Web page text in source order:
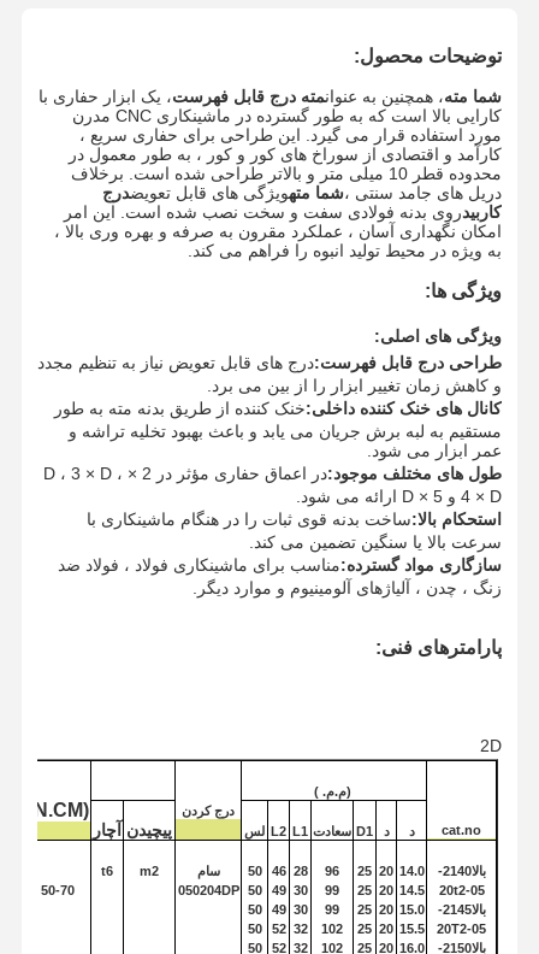
خانه محصولات درباره ما
بازدید از
توضیحات محصول:
شما مته، همچنین به عنوانمته درج قابل فهرست، یک ابزار حفاری با
کارایی بالا است که به طور گسترده در ماشینکاری CNC مدرن
مورد استفاده قرار می گیرد. این طراحی برای حفاری سریع ،
کارآمد و اقتصادی از سوراخ های کور و کور ، به طور معمول در
محدوده قطر 10 میلی متر و بالاتر طراحی شده است. برخلاف
دریل های جامد سنتی ،شما متهویژگی های قابل تعویضدرج
کاربیدروی بدنه فولادی سفت و سخت نصب شده است. این امر
امکان نگهداری آسان ، عملکرد مقرون به صرفه و بهره وری بالا ،
به ویژه در محیط تولید انبوه را فراهم می کند.
ویژگی ها:
ویژگی های اصلی:
طراحی درج قابل فهرست:درج های قابل تعویض نیاز به تنظیم مجدد
و کاهش زمان تغییر ابزار را از بین می برد.
کانال های خنک کننده داخلی:خنک کننده از طریق بدنه مته به طور
مستقیم به لبه برش جریان می یابد و باعث بهبود تخلیه تراشه و
عمر ابزار می شود.
طول های مختلف موجود:
در اعماق حفاری مؤثر در 2 × D ، 3 × D ،
4 × D و 5 × D ارائه می شود.
استحکام بالا:ساخت بدنه قوی ثبات را در هنگام ماشینکاری با
سرعت بالا یا سنگین تضمین می کند.
سازگاری مواد گسترده:مناسب برای ماشینکاری فولاد ، فولاد ضد
زنگ ، چدن ، آلیاژهای آلومینیوم و موارد دیگر.
پارامترهای فنی:
2D
cat.no
(م.م. )
درج کردن
(N.CM)
د د D1 سعادت L1
L2 لس پیچیدن آچار
بالا
2140-
20t2-05
بالا
2145-
20T2-05
بالا
2150-
14.0
14.5
15.0
15.5
16.0
20
20
20
20
20
25
25
25
25
25
96
99
99
102
102
28
30
30
32
32
46
49
49
52
52
50
50
50
50
50
سام
050204DP
m2
t6
50-70